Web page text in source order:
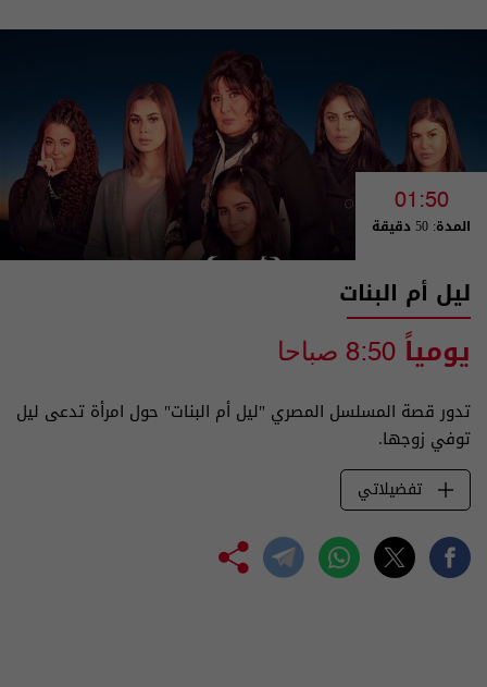
01:50
المدة: 50 دقيقة
ليل أم البنات
يومياً 8:50 صباحا
تدور قصة المسلسل المصري "ليل أم البنات" حول امرأة تدعى ليل
توفي زوجها.
تفضيلاتي